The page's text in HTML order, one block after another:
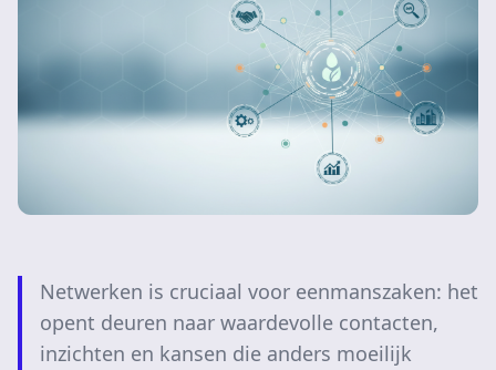
Netwerken is cruciaal voor eenmanszaken: het
opent deuren naar waardevolle contacten,
inzichten en kansen die anders moeilijk